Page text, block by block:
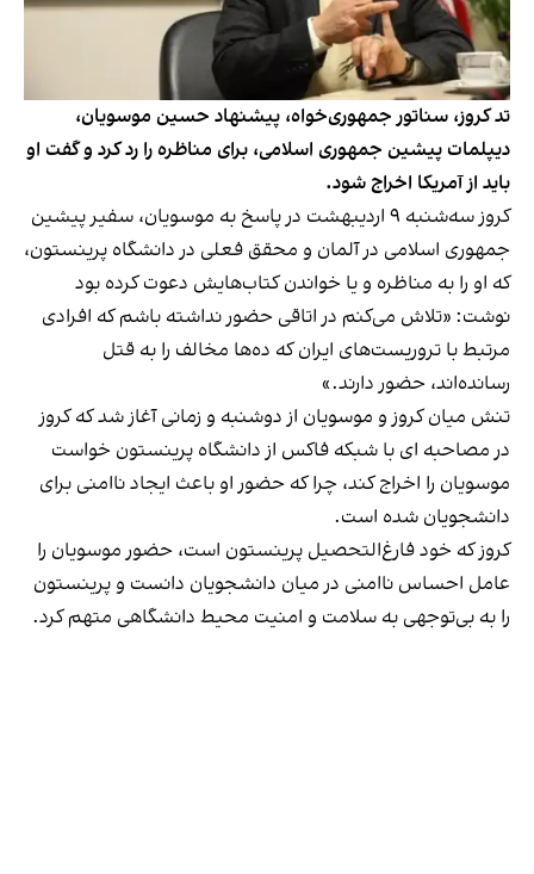
تد کروز، سناتور جمهوری‌خواه، پیشنهاد حسین موسویان،
دیپلمات پیشین جمهوری اسلامی، برای مناظره را رد کرد و گفت او
باید از آمریکا اخراج شود.
کروز سه‌شنبه ۹ اردیبهشت در پاسخ به موسویان، سفیر پیشین
جمهوری اسلامی در آلمان و محقق فعلی در دانشگاه پرینستون،
که او را به مناظره و یا خواندن کتاب‌هایش دعوت کرده بود
نوشت: «تلاش می‌کنم در اتاقی حضور نداشته باشم که افرادی
مرتبط با تروریست‌های ایران که ده‌ها مخالف را به قتل
رسانده‌اند، حضور دارند.»
تنش میان کروز و موسویان از دوشنبه و زمانی آغاز شد که کروز
در مصاحبه ای با شبکه فاکس از دانشگاه پرینستون خواست
موسویان را اخراج کند، چرا که حضور او باعث ایجاد ناامنی برای
دانشجویان شده است.
کروز که خود فارغ‌التحصیل پرینستون است، حضور موسویان را
عامل احساس ناامنی در میان دانشجویان دانست و پرینستون
را به بی‌توجهی به سلامت و امنیت محیط دانشگاهی متهم کرد.